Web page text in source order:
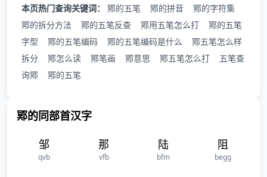
本页热门查询关键词： 鄍的五笔 鄍的拼音
鄍的字符集
鄍的拆分方法
鄍的五笔反查 鄍用五笔怎么打
鄍的五笔
字型
鄍的五笔编码 鄍的五笔编码是什么
鄍五笔怎么样
拆分
鄍怎么读 鄍笔画 鄍意思 鄍五笔怎么打
五笔查
询鄍
鄍的五笔
鄍的同部首汉字
邹
qvb
那
vfb
陆
bfm
阻
begg